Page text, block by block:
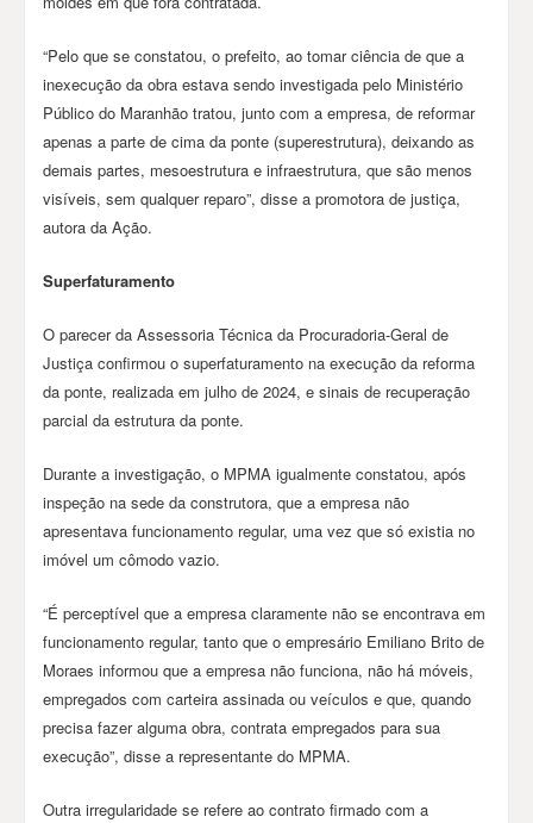
“Pelo que se constatou, o prefeito, ao tomar ciência de que a
inexecução da obra estava sendo investigada pelo Ministério
Público do Maranhão tratou, junto com a empresa, de reformar
apenas a parte de cima da ponte (superestrutura), deixando as
demais partes, mesoestrutura e infraestrutura, que são menos
visíveis, sem qualquer reparo”, disse a promotora de justiça,
autora da Ação.
Superfaturamento
O parecer da Assessoria Técnica da Procuradoria-Geral de
Justiça confirmou o superfaturamento na execução da reforma
da ponte, realizada em julho de 2024, e sinais de recuperação
parcial da estrutura da ponte.
Durante a investigação, o MPMA igualmente constatou, após
inspeção na sede da construtora, que a empresa não
apresentava funcionamento regular, uma vez que só existia no
imóvel um cômodo vazio.
“É perceptível que a empresa claramente não se encontrava em
funcionamento regular, tanto que o empresário Emiliano Brito de
Moraes informou que a empresa não funciona, não há móveis,
empregados com carteira assinada ou veículos e que, quando
precisa fazer alguma obra, contrata empregados para sua
execução”, disse a representante do MPMA.
Outra irregularidade se refere ao contrato firmado com a